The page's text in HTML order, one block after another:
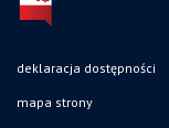
deklaracja dostępności
mapa strony